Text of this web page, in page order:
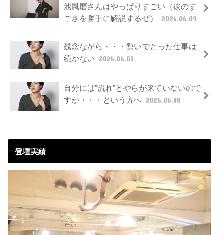
池風磨さんはやっぱりすごい（彼のす
ごさを勝手に解説するぜ）
2026.06.09
残念ながら・・・勢いでとった仕事は
続かない 2026.06.08
自分には”流れ”とやらが来ていないので
すが・・・という方へ 2026.06.08
登壇実績